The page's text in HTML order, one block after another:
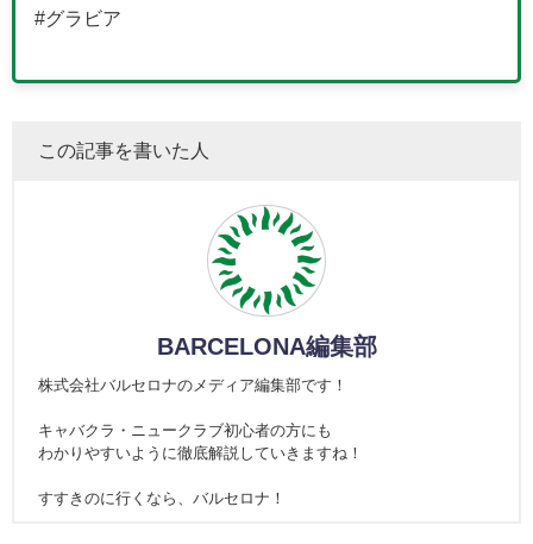
#グラビア
この記事を書いた人
BARCELONA編集部
株式会社バルセロナのメディア編集部です！
キャバクラ・ニュークラブ初心者の方にも
わかりやすいように徹底解説していきますね！
すすきのに行くなら、バルセロナ！